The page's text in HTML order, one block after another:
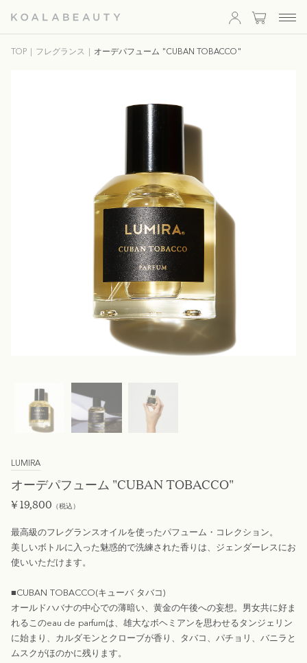
BEAUTY
TOP フレグランス オーデパフューム "CUBAN TOBACCO"
LUMIRA
オーデパフューム "CUBAN TOBACCO"
¥19,800 （税込）
最高級のフレグランスオイルを使ったパフューム・コレクション。
美しいボトルに入った魅惑的で洗練された香りは、ジェンダーレスにお
使いいただけます。
■CUBAN TOBACCO(キューバ タバコ)
オールドハバナの中心での薄暗い、黄金の午後への妄想。男女共に好ま
れるこのeau de parfumは、雄大なボヘミアンを思わせるタンジェリン
に始まり、カルダモンとクローブが香り、タバコ、パチョリ、バニラと
ムスクがほのかに残ります。